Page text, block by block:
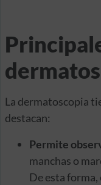
La dermatoscopia
destacan:
Permite
manchas o
De esta